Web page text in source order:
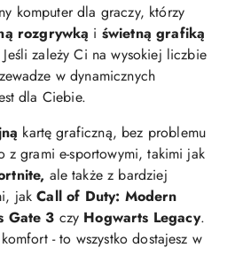
komputer dla graczy, którzy
rozgrywką i świetną grafiką
zależy Ci na wysokiej liczbie
w dynamicznych
dla Ciebie.
kartę graficzną, bez problemu
z grami e-sportowymi, takimi jak
ale także z bardziej
jakCall of Duty: Modern
Gate 3 czy Hogwarts Legacy.
- to wszystko dostajesz w